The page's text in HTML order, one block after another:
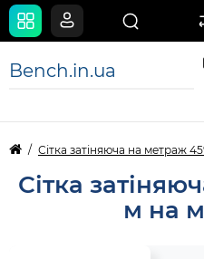
Bench.in.ua
Сітка затіняюча на метраж
Сітка
м на